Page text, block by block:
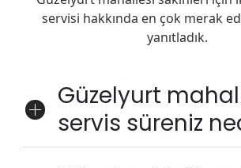
servisi hakkında en çok merak
yanıtladık.
Güzelyurt
servis süreniz